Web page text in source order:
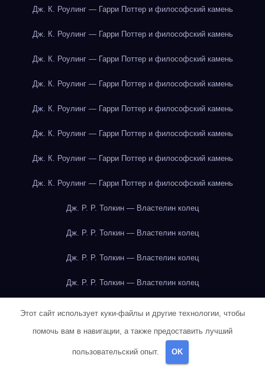
Дж. К. Роулинг — Гарри Поттер и философский камень
Дж. К. Роулинг — Гарри Поттер и философский камень
Дж. К. Роулинг — Гарри Поттер и философский камень
Дж. К. Роулинг — Гарри Поттер и философский камень
Дж. К. Роулинг — Гарри Поттер и философский камень
Дж. К. Роулинг — Гарри Поттер и философский камень
Дж. К. Роулинг — Гарри Поттер и философский камень
Дж. К. Роулинг — Гарри Поттер и философский камень
Дж. Р. Р. Толкин — Властелин колец
Дж. Р. Р. Толкин — Властелин колец
Дж. Р. Р. Толкин — Властелин колец
Дж. Р. Р. Толкин — Властелин колец
Дж. Р. Р. Толкин — Властелин колец
Дж. Р. Р. Толкин — Властелин колец
Этот сайт использует куки-файлы и другие технологии, чтобы
помочь вам в навигации, а также предоставить лучший
пользовательский опыт. OK